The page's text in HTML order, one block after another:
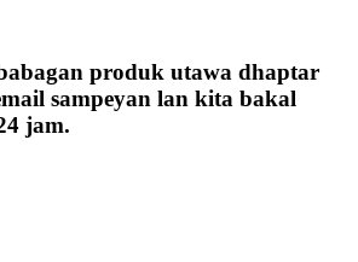
produk utawa dhaptar
sampeyan lan kita bakal
jam.